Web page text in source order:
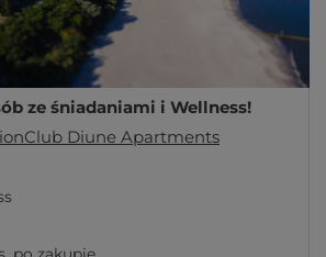
ze śniadaniami i Wellness!
Diune Apartments